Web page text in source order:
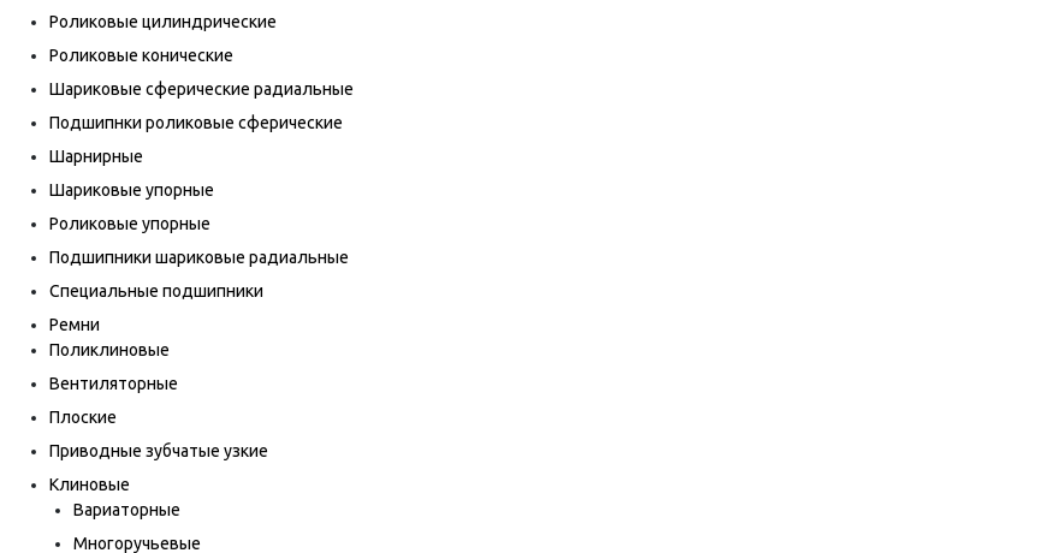
Роликовые цилиндрические
Роликовые конические
Шариковые сферические радиальные
Подшипнки роликовые сферические
Шарнирные
Шариковые упорные
Роликовые упорные
Подшипники шариковые радиальные
Специальные подшипники
Ремни
Поликлиновые
Вентиляторные
Плоские
Приводные зубчатые узкие
Клиновые
Вариаторные
Многоручьевые